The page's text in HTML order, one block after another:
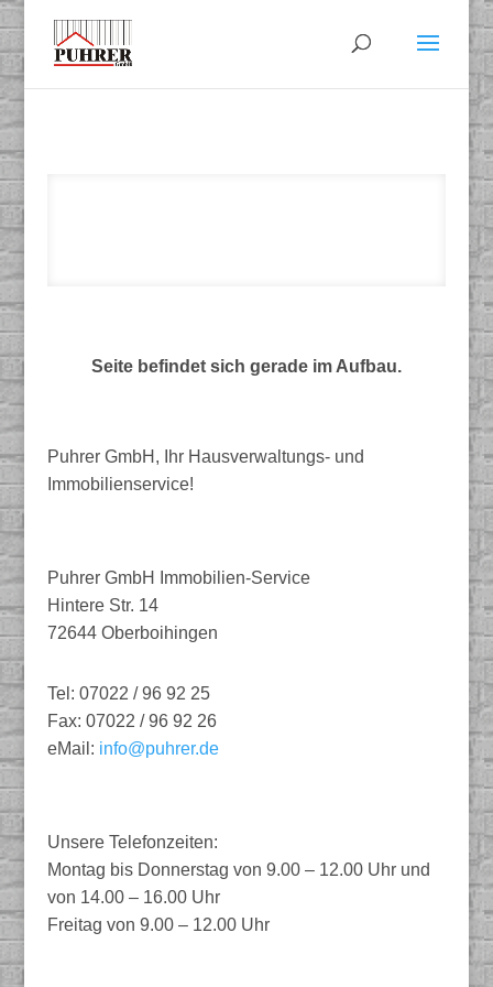
Seite befindet sich gerade im Aufbau.
Puhrer GmbH, Ihr Hausverwaltungs- und
Immobilienservice!
Puhrer GmbH Immobilien-Service
Hintere Str. 14
72644 Oberboihingen
Tel: 07022 / 96 92 25
Fax: 07022 / 96 92 26
eMail: info@puhrer.de
Unsere Telefonzeiten:
Montag bis Donnerstag von 9.00 – 12.00 Uhr und
von 14.00 – 16.00 Uhr
Freitag von 9.00 – 12.00 Uhr